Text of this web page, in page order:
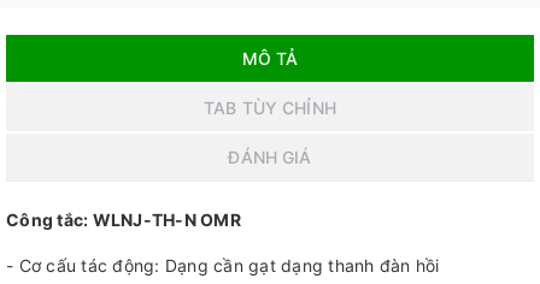
MÔ TẢ
TAB TÙY CHỈNH
ĐÁNH GIÁ
Công tắc: WLNJ-TH-N OMR
- Cơ cấu tác động: Dạng cần gạt dạng thanh đàn hồi